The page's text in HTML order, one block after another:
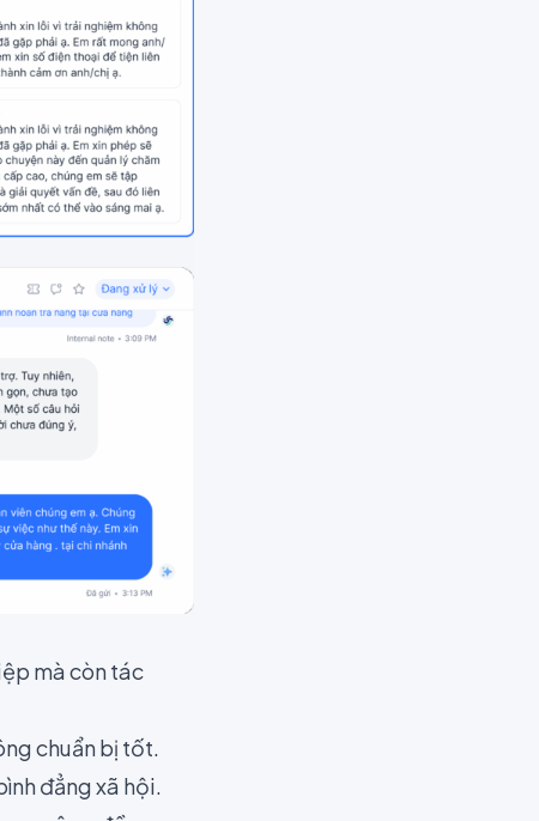
mà còn tác
chuẩn bị tốt.
đẳng xã hội.